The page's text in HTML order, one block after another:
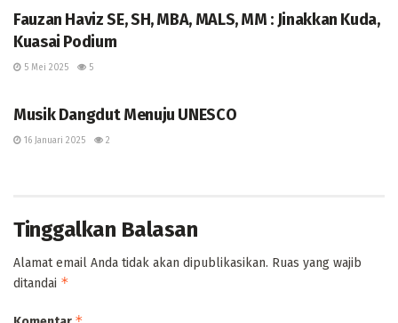
Fauzan Haviz SE, SH, MBA, MALS, MM : Jinakkan Kuda,
Kuasai Podium ‎
5 Mei 2025
5
Musik Dangdut Menuju UNESCO
16 Januari 2025 2
Tinggalkan Balasan
Alamat email Anda tidak akan dipublikasikan. Ruas yang wajib
ditandai *